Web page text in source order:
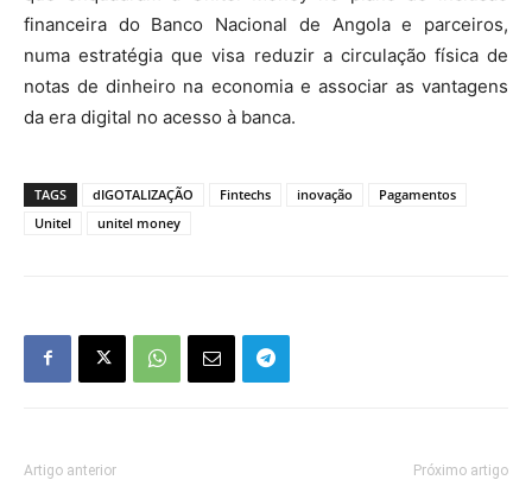
financeira do Banco Nacional de Angola e parceiros,
numa estratégia que visa reduzir a circulação física de
notas de dinheiro na economia e associar as vantagens
da era digital no acesso à banca.
TAGS dIGOTALIZAÇÃO Fintechs inovação
Pagamentos
Unitel
unitel money
Artigo anterior Próximo artigo